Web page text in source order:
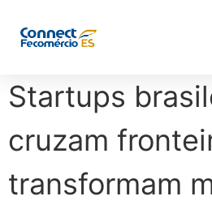
Startups
cruzam
transformam